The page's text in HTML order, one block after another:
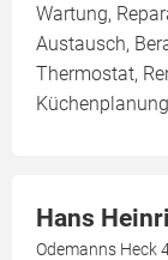
Wartung,
Austausch,
Thermostat,
Hans
Odemanns Heck